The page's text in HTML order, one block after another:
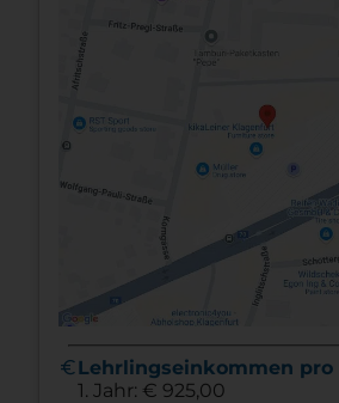
euroLehrlingseinkommen pro
1. Jahr: € 925,00